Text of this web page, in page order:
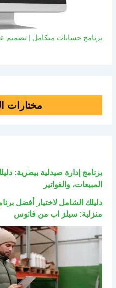
برنامج حسابات متكامل | تصميم
مختارات
برنامج إدارة صيدلية بيطرية:
المبيعات، والفواتير
دليلك الشامل لاختيار أفضل
منزلية: سيلز اب من فاتوس